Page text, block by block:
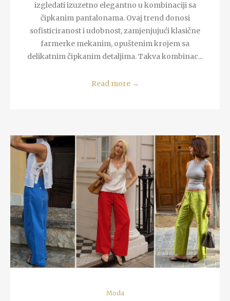
izgledati izuzetno elegantno u kombinaciji sa
čipkanim pantalonama. Ovaj trend donosi
sofisticiranost i udobnost, zamjenjujući klasične
farmerke mekanim, opuštenim krojem sa
delikatnim čipkanim detaljima. Takva kombinac...
Read more →
READ MORE
Moda